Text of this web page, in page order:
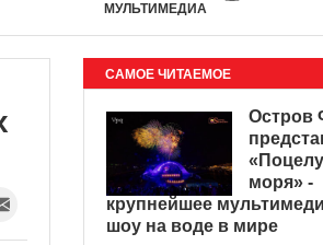
МУЛЬТИМЕДИА
САМОЕ ЧИТАЕМОЕ
Остров
моря» -
крупнейшее
шоу на воде в мире